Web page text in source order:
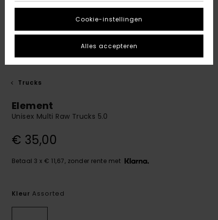
Trucks
Element
Unisex Multi Raw Trucks 5.0
€ 35,00
Betaal 3 x € 11,67, zonder rente met
Kleur Assorted
Cookie-instellingen
Alles accepteren